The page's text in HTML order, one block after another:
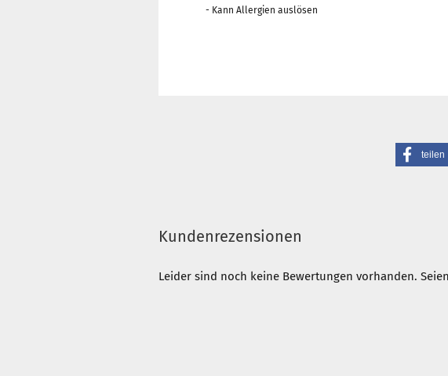
- Kann Allergien auslösen
teilen
Kundenrezensionen
Leider sind noch keine Bewertungen vorhanden.